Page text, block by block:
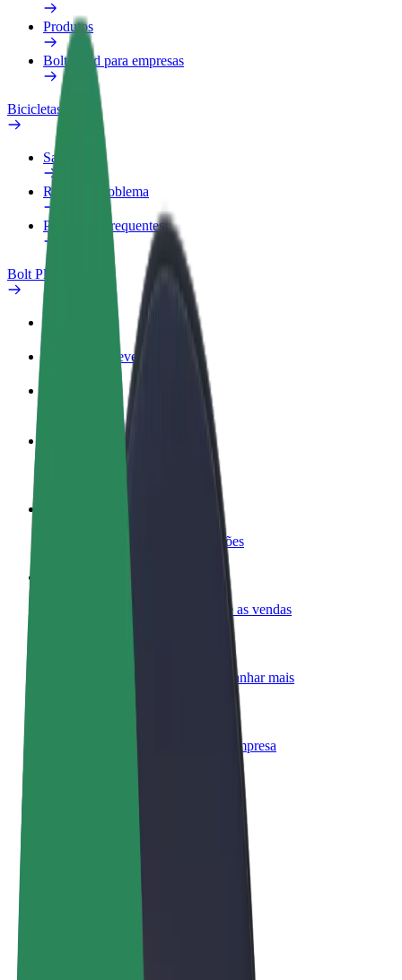
Produtos
Bolt Food para empresas
Bicicletas
Safety Lab
Reportar problema
Perguntas Frequentes
Bolt Plus
Como subscrever
Torne-se motorista
Ganhe dinheiro a entregar refeições
Adicione um restaurante ou loja
Chegue a mais clientes e aumente as vendas
Registe-se como gestor de frota
Adicione a sua frota à Bolt para ganhar mais
Produtos da Bolt ajustados à sua empresa